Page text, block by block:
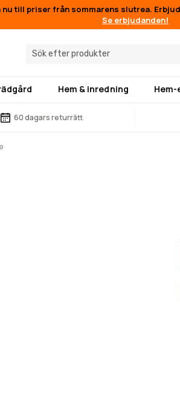
till priser från sommarens slutrea.
Se erbjudanden!
Hem & inredning
60 dagars returrätt